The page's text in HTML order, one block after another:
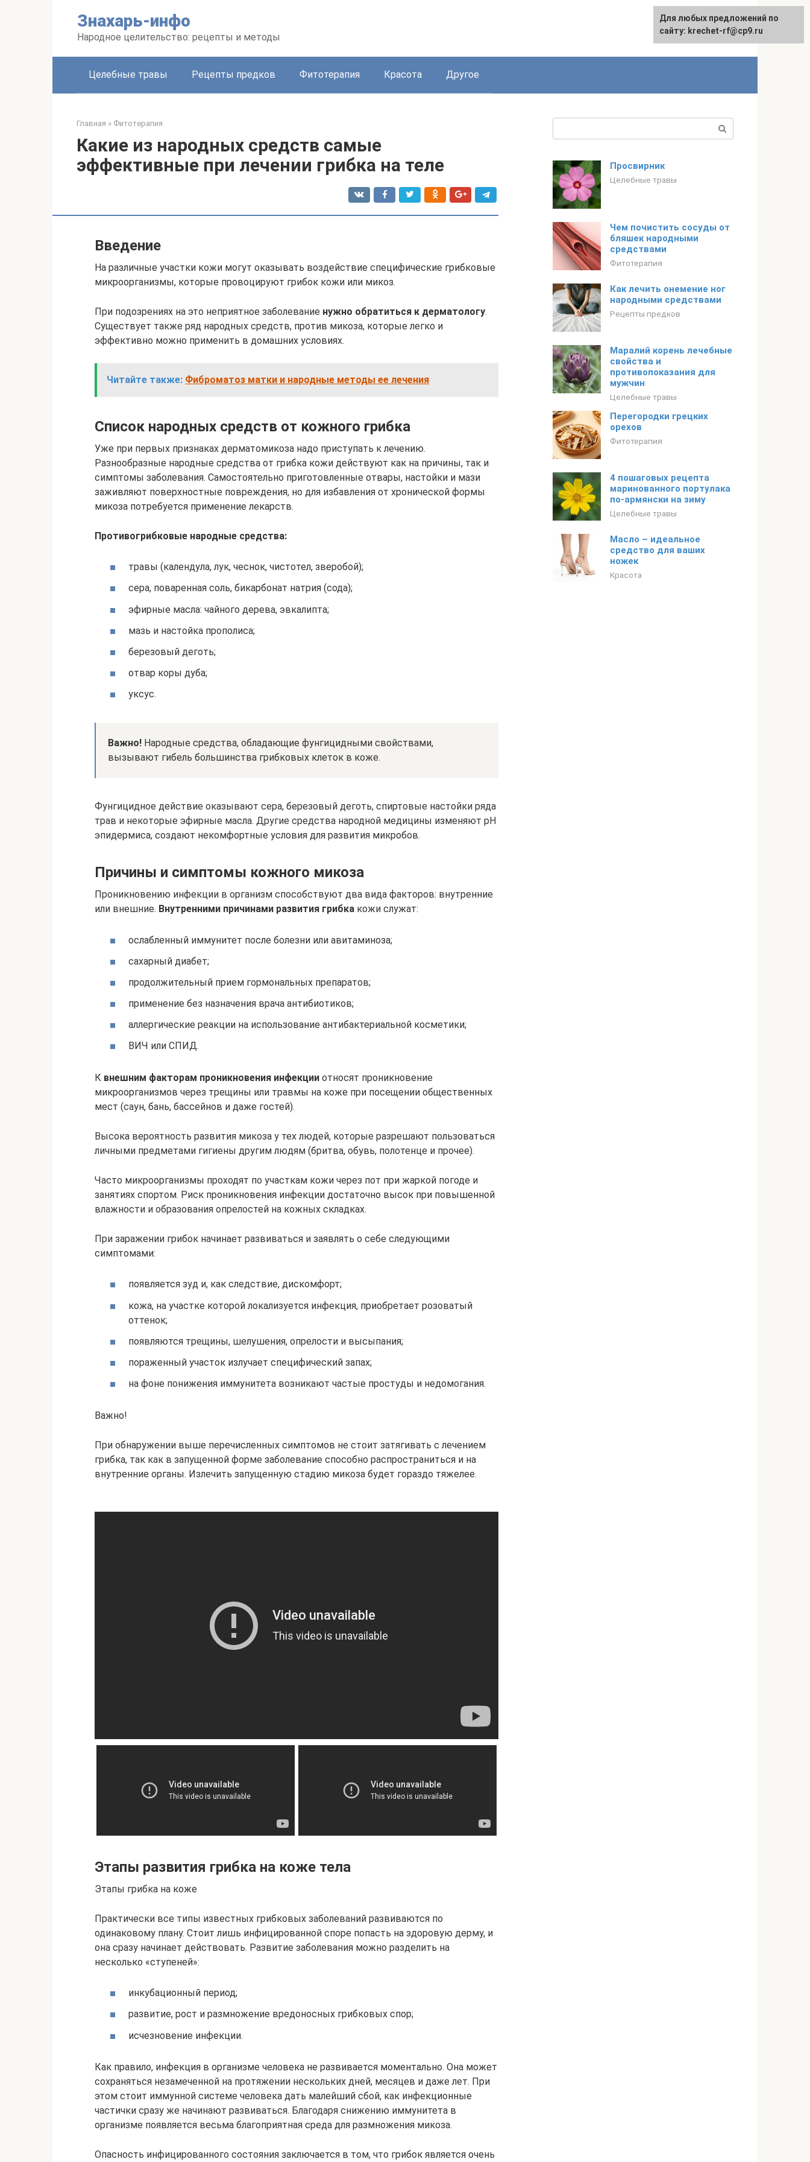
Знахарь-инфо
Народное целительство: рецепты и методы
English
Целебные травы Рецепты предков Фитотерапия Красота Другое
Главная » Фитотерапия
Какие из народных средств самые
эффективные при лечении грибка на теле
Введение
На различные участки кожи могут оказывать воздействие специфические грибковые
микроорганизмы, которые провоцируют грибок кожи или микоз.
При подозрениях на это неприятное заболевание нужно обратиться к дерматологу.
Существует также ряд народных средств, против микоза, которые легко и
эффективно можно применить в домашних условиях.
Читайте также: Фиброматоз матки и народные методы ее лечения
Список народных средств от кожного грибка
Уже при первых признаках дерматомикоза надо приступать к лечению.
Разнообразные народные средства от грибка кожи действуют как на причины, так и
симптомы заболевания. Самостоятельно приготовленные отвары, настойки и мази
заживляют поверхностные повреждения, но для избавления от хронической формы
микоза потребуется применение лекарств.
Противогрибковые народные средства:
травы (календула, лук, чеснок, чистотел, зверобой);
сера, поваренная соль, бикарбонат натрия (сода);
эфирные масла: чайного дерева, эвкалипта;
мазь и настойка прополиса;
березовый деготь;
отвар коры дуба;
уксус.
Важно! Народные средства, обладающие фунгицидными свойствами,
вызывают гибель большинства грибковых клеток в коже.
Фунгицидное действие оказывают сера, березовый деготь, спиртовые настойки ряда
трав и некоторые эфирные масла. Другие средства народной медицины изменяют рН
эпидермиса, создают некомфортные условия для развития микробов.
Причины и симптомы кожного микоза
Проникновению инфекции в организм способствуют два вида факторов: внутренние
или внешние. Внутренними причинами развития грибка кожи служат:
ослабленный иммунитет после болезни или авитаминоза;
сахарный диабет;
продолжительный прием гормональных препаратов;
применение без назначения врача антибиотиков;
аллергические реакции на использование антибактериальной косметики;
ВИЧ или СПИД.
К внешним факторам проникновения инфекции относят проникновение
микроорганизмов через трещины или травмы на коже при посещении общественных
мест (саун, бань, бассейнов и даже гостей).
Высока вероятность развития микоза у тех людей, которые разрешают пользоваться
личными предметами гигиены другим людям (бритва, обувь, полотенце и прочее).
Часто микроорганизмы проходят по участкам кожи через пот при жаркой погоде и
занятиях спортом. Риск проникновения инфекции достаточно высок при повышенной
влажности и образования опрелостей на кожных складках.
При заражении грибок начинает развиваться и заявлять о себе следующими
симптомами:
появляется зуд и, как следствие, дискомфорт;
кожа, на участке которой локализуется инфекция, приобретает розоватый
оттенок;
появляются трещины, шелушения, опрелости и высыпания;
пораженный участок излучает специфический запах;
на фоне понижения иммунитета возникают частые простуды и недомогания.
Важно!
При обнаружении выше перечисленных симптомов не стоит затягивать с лечением
грибка, так как в запущенной форме заболевание способно распространиться и на
внутренние органы. Излечить запущенную стадию микоза будет гораздо тяжелее.
Этапы развития грибка на коже тела
Этапы грибка на коже
Практически все типы известных грибковых заболеваний развиваются по
одинаковому плану. Стоит лишь инфицированной споре попасть на здоровую дерму, и
она сразу начинает действовать. Развитие заболевания можно разделить на
несколько «ступеней»:
инкубационный период;
развитие, рост и размножение вредоносных грибковых спор;
исчезновение инфекции.
Как правило, инфекция в организме человека не развивается моментально. Она может
сохраняться незамеченной на протяжении нескольких дней, месяцев и даже лет. При
этом стоит иммунной системе человека дать малейший сбой, как инфекционные
частички сразу же начинают развиваться. Благодаря снижению иммунитета в
организме появляется весьма благоприятная среда для размножения микоза.
Опасность инфицированного состояния заключается в том, что грибок является очень
Просвирник
Целебные травы
Чем почистить сосуды от
бляшек народными
средствами
Фитотерапия
Как лечить онемение ног
народными средствами
Рецепты предков
Маралий корень лечебные
свойства и
противопоказания для
мужчин
Целебные травы
Перегородки грецких
орехов
Фитотерапия
4 пошаговых рецепта
маринованного портулака
по-армянски на зиму
Целебные травы
Масло – идеальное
средство для ваших
ножек
Красота
Для любых предложений по
сайту: krechet-rf@cp9.ru